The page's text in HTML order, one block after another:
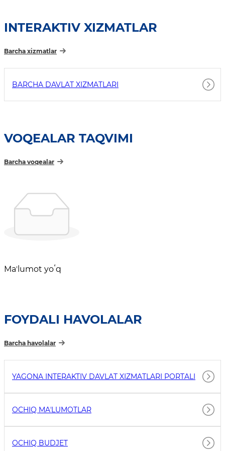
INTERAKTIV XIZMATLAR
Barcha xizmatlar
BARCHA DAVLAT XIZMATLARI
VOQEALAR TAQVIMI
Barcha voqealar
Maʼlumot yoʻq
FOYDALI HAVOLALAR
Barcha havolalar
YAGONA INTERAKTIV DAVLAT XIZMATLARI PORTALI
OCHIQ MAʼLUMOTLAR
OCHIQ BUDJET